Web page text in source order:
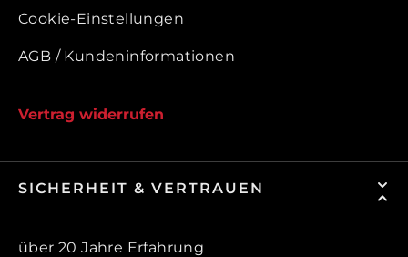
Cookie-Einstellungen
AGB / Kundeninformationen
Vertrag widerrufen
SICHERHEIT & VERTRAUEN
über 20 Jahre Erfahrung